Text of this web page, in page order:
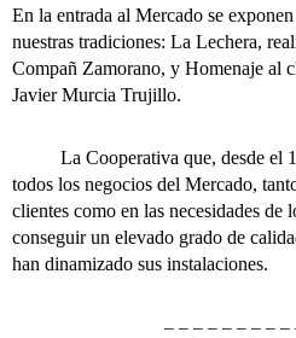
En la entrada al Mercado se
nuestras tradiciones: La Lechera,
Compañ Zamorano, y Homenaje al
Javier Murcia Trujillo.
La Cooperativa que, desde el 1
todos los negocios del Mercado,
clientes como en las necesidades de
conseguir un elevado grado de
han dinamizado sus instalaciones.
– – – – – – – – –